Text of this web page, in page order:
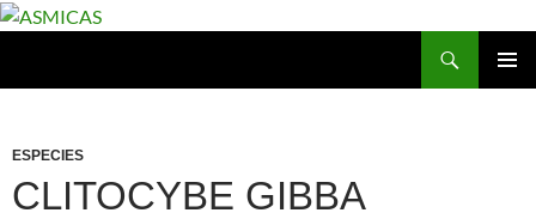
Saltar
ESPECIES
CLITOCYBE GIBBA